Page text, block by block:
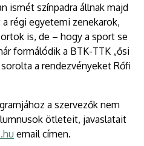
ismét színpadra állnak majd
régi egyetemi zenekarok,
is, de – hogy a sport se
formálódik a BTK-TTK „ősi
a rendezvényeket Rőfi
a szervezők nem
ötleteit, javaslatait
email címen.